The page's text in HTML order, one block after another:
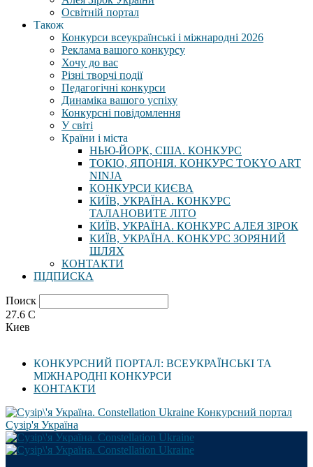
Освітній портал
Також
Конкурси всеукраїнські і міжнародні 2026
Реклама вашого конкурсу
Хочу до вас
Різні творчі події
Педагогічні конкурси
Динаміка вашого успіху
Конкурсні повідомлення
У світі
Країни і міста
НЬЮ-ЙОРК, США. КОНКУРС
ТОКІО, ЯПОНІЯ. КОНКУРС TOKYO ART
NINJA
КОНКУРСИ КИЄВА
КИЇВ, УКРАЇНА. КОНКУРС
ТАЛАНОВИТЕ ЛІТО
КИЇВ, УКРАЇНА. КОНКУРС АЛЕЯ ЗІРОК
КИЇВ, УКРАЇНА. КОНКУРС ЗОРЯНИЙ
ШЛЯХ
КОНТАКТИ
ПІДПИСКА
Поиск
27.6 C
Киев
КОНКУРСНИЙ ПОРТАЛ: ВСЕУКРАЇНСЬКІ ТА
МІЖНАРОДНІ КОНКУРСИ
КОНТАКТИ
Конкурсний портал
Сузір'я Україна